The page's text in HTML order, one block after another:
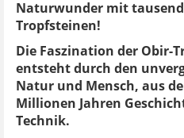
Naturwunder mit
Tropfsteinen!
Die Faszination der Obir-
entsteht durch den
Natur und Mensch, aus
Millionen Jahren
Technik.